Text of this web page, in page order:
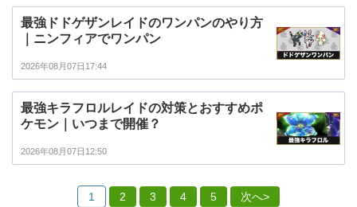
最強ドドゲザンレイドのワンパンのやり方
｜ニンフィアでワンパン
2026年08月07日17:44
最強キラフロルレイドの対策とおすすめポ
ケモン｜いつまで開催？
2026年08月07日12:50
1 2 3 4 5 次へ>